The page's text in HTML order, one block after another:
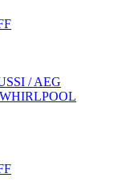
/ AEG